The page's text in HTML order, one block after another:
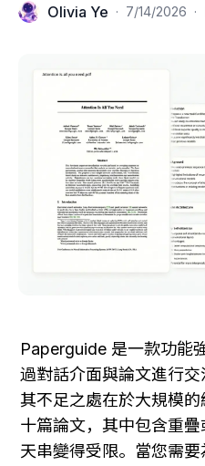
Olivia Ye · 7/14/2026 ·
Paperguide 是一款功能
過對話介面與論文進行交
其不足之處在於大規模
十篇論文，其中包含重
天串變得受限。當您需